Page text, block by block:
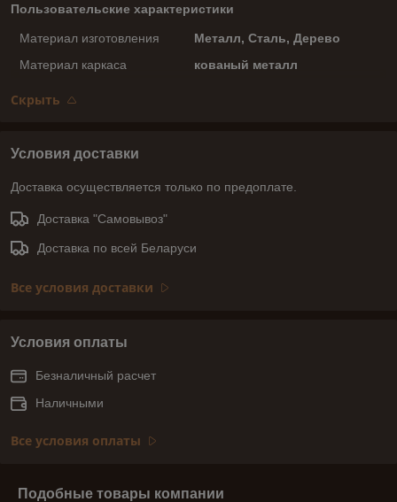
Пользовательские характеристики
Материал изготовления
Металл, Сталь, Дерево
Материал каркаса
кованый металл
Скрыть
Условия доставки
Доставка осуществляется только по предоплате.
Доставка "Самовывоз"
Доставка по всей Беларуси
Все условия доставки
Условия оплаты
Безналичный расчет
Наличными
Все условия оплаты
Подобные товары компании